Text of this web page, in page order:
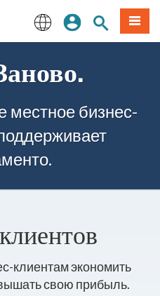
English
входПоиск по
Меню
местное бизнес-
клиентам экономить
свою прибыль.